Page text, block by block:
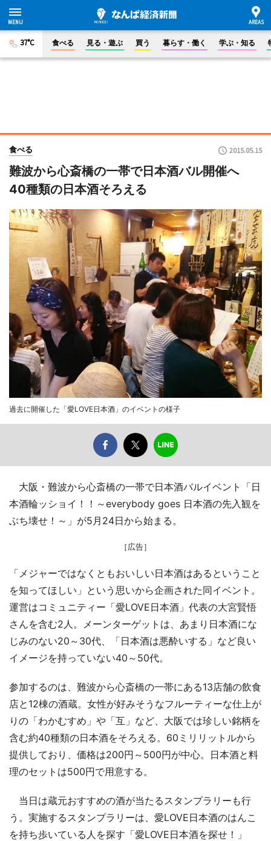
37°C 食べる 見る・遊ぶ 買う 暮らす・働く 学ぶ・知る
食べる 2015.05.15
難波から心斎橋の一帯で日本酒バル開催へ
40種類の日本酒そろえる
過去に開催した「愛LOVE日本酒」のイベントの様子
大阪・難波から心斎橋の一帯で日本酒バルイベント「日
本酒輪ッショイ！！～everybody goes 日本酒の先入観を
ぶち壊せ！～」が5月24日から始まる。
［広告］
「メジャーではなくともおいしい日本酒はあるということ
を知ってほしい」という思いから企画された同イベント。
運営はコミュニティー「愛LOVE日本酒」代表の大宮賢悟
さんを含む2人。メーンターゲットは、あまり日本酒にな
じみのない20～30代、「日本酒は悪酔いする」など良い
イメージを持っていない40～50代。
参加するのは、難波から心斎橋の一帯にある13店舗の飲食
店と12棟の酒蔵。女性が好みそうなフルーティーな仕上が
りの「わかむすめ」や「互」など、大阪では珍しい銘柄を
含む約40種類の日本酒をそろえる。60ミリリットルから
提供しており、価格は200円～500円が中心。日本酒と料
理のセットは500円で用意する。
当日は蔵元おすすめの酒が当たるスタンプラリーも行
う。実施するスタンプラリーは、愛LOVE日本酒のはんこ
を持ち歩いている人を探す「愛LOVE日本酒を探せ！」